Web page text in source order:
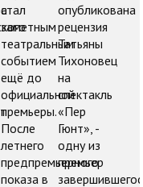
стал
заметным
театральным
событием
ещё до
официальной
премьеры.
После
летнего
предпремьерного
показа в
опубликована
рецензия
Татьяны
Тихоновец
на
спектакль
«Пер
Гюнт», -
одну из
премьер